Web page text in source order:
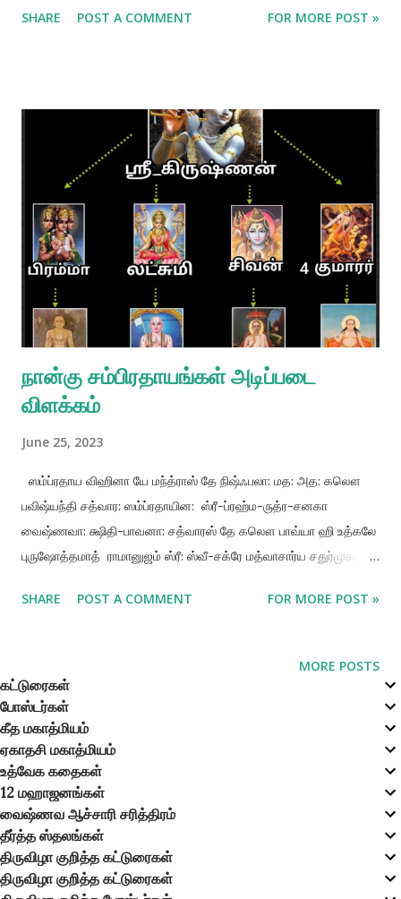
ஸ்ரீ சைதன்ய மஹாபிரபு அலர்நாத்தில் தங்கியிருப்பார். தனது
வெளிப்படுத்துவார். அலர்நாத் திருக்கோயில் புரிக்குப் பதினேழு கிலோ
மீட்டர் மேற்கில், கடலுக்கு ஐந்து கிலோ மீட்டர் உட்புற நிலத்தில்
அமைந்துள்ளது. . அலர்நாத் செல்வதற்கு பகவான் சைதன்யர்
கடற்கரையின் ஓரமாக நடந்து செல்வார், ஆனால் இன்று பெரும்பாலான
யாத்திரிகள் பேருந்தில் செல்கின்றனர். 💐💐💐💐💐💐💐💐💐💐💐💐
பகவான் அலர்நாதர் நான்கு கரங்களுடைய மஹாவிஷ்ணுவாக
வீற்றுள்ளார், அவரது வாகனமான கருடன் கைகூப்பி குனிந்து அவரது
பாதத்தில் பிரார்த்தனை செய்கிறார், அவரது துணைவியர்களான
ஸ்ரீதேவி...
SHARE POST A COMMENT FOR MORE POST »
நான்கு சம்பிரதாயங்கள் அடிப்படை
விளக்கம்
June 25, 2023
ஸம்ப்ரதாய விஹினா யே மந்த்ராஸ் தே நிஷ்ஃபலா: மத: அத: கலௌ
பவிஷ்யந்தி சத்வார: ஸம்ப்ரதாயின: ஸ்ரீ-ப்ரஹ்ம-ருத்ர-சனகா
வைஷ்ணவா: க்ஷிதி-பாவனா: சத்வாரஸ் தே கலௌ பாவ்யா ஹி உத்கலே
புருஷோத்தமாத் ராமானுஜம் ஸ்ரீ: ஸ்வீ-சக்ரே மத்வாசார்ய சதுர்முக:
பரம்பரையில் இடம்பெறாத மந்திரங்கள் பலனை அளிக்காது. ஆகையால்
இவ்வுலகினைத் தூய்மைப்படுத்த புருஷோத்தம க்ஷேத்ரமான
உத்கலத்தில்(ஒரிஸா )தோன்றி லக்ஷ்மி ராமானுஜரையும் நான்கு முகம்
கொண்ட பிரம்ம தேவர் மத்வாசாரியரையும் ருத்ரர் விஷ்ணுஸ்வாமியையும்
நான்கு குமாரர்கள் நிம்பாதகத்யரையும் ஏற்றுக் கொள்வர் (பத்ம
புராணம் ) ருத்ர சம்பிரதாயம்: 💐💐💐💐💐💐💐💐💐💐💐 இது
சிவபெருமானால் விஷ்ணு ஸ்வாமியை ஆச்சாரியராகக் கொண்டு
தோற்றுவிக்கப்பட்டதாகும். மிகச்சிறந்த வைஷ்ணவரான சிவபெருமான்
எப்பொழுதும் ராம நாமத்தை ஜபம் செய்வதாகவும் அதுவே தனக்கு
திருப்தியளிப்பதாக...
SHARE POST A COMMENT FOR MORE POST »
MORE POSTS
கட்டுரைகள்
போஸ்டர்கள்
கீத மகாத்மியம்
ஏகாதசி மகாத்மியம்
உத்வேக கதைகள்
12 மஹாஜனங்கள்
வைஷ்ணவ ஆச்சாரி சரித்திரம்
தீர்த்த ஸ்தலங்கள்
திருவிழா குறித்த கட்டுரைகள்
திருவிழா குறித்த கட்டுரைகள்